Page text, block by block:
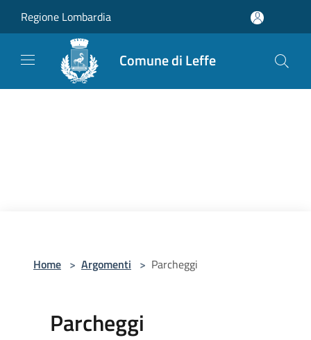
Regione Lombardia
Comune di Leffe
Home > Argomenti > Parcheggi
Parcheggi